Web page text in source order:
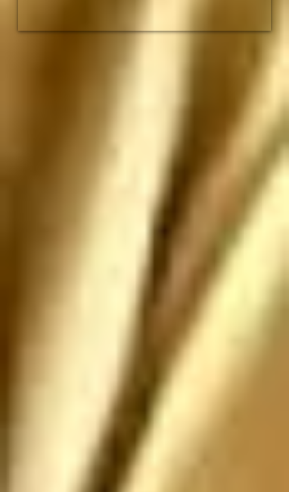
fracción de lo que duró
el imperio romano
ataquen, pero si nos
atacan los saludo
antes de que sean
ANIQUILADOS por
SUS propias
construcciones
paradójicas que son
más grandes de lo que
piensan
Atentamente: Satanás